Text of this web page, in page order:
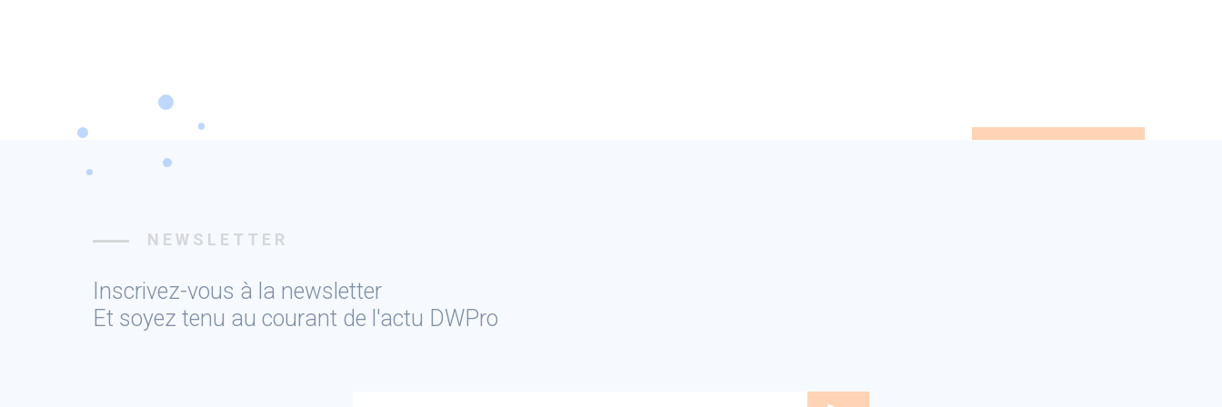
NEWSLETTER
Inscrivez-vous à la newsletter
Et soyez tenu au courant de l'actu DWPro